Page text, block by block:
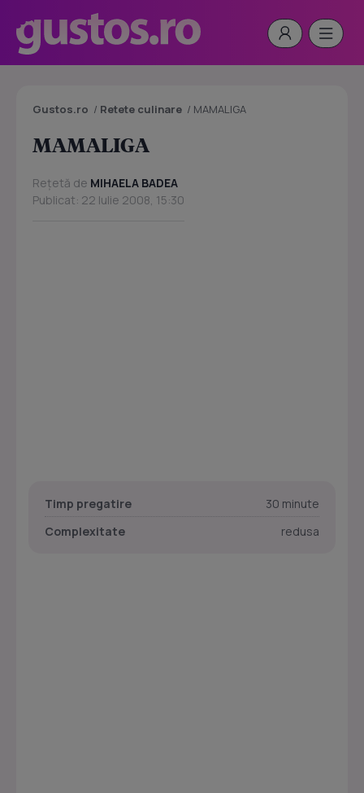
Gustos.ro / Retete culinare / MAMALIGA
MAMALIGA
Rețetă de MIHAELA BADEA
Publicat: 22 Iulie 2008, 15:30
Timp pregatire
30 minute
Complexitate
redusa